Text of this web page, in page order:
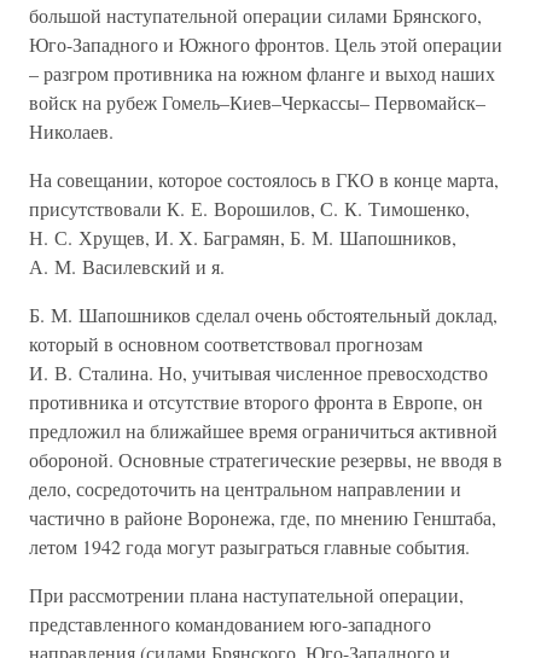
большой наступательной операции силами Брянского,
Юго-Западного и Южного фронтов. Цель этой операции
– разгром противника на южном фланге и выход наших
войск на рубеж Гомель–Киев–Черкассы– Первомайск–
Николаев.
На совещании, которое состоялось в ГКО в конце марта,
присутствовали К. Е. Ворошилов, С. К. Тимошенко,
Н. С. Хрущев, И. X. Баграмян, Б. М. Шапошников,
А. М. Василевский и я.
Б. М. Шапошников сделал очень обстоятельный доклад,
который в основном соответствовал прогнозам
И. В. Сталина. Но, учитывая численное превосходство
противника и отсутствие второго фронта в Европе, он
предложил на ближайшее время ограничиться активной
обороной. Основные стратегические резервы, не вводя в
дело, сосредоточить на центральном направлении и
частично в районе Воронежа, где, по мнению Генштаба,
летом 1942 года могут разыграться главные события.
При рассмотрении плана наступательной операции,
представленного командованием юго-западного
направления (силами Брянского, Юго-Западного и